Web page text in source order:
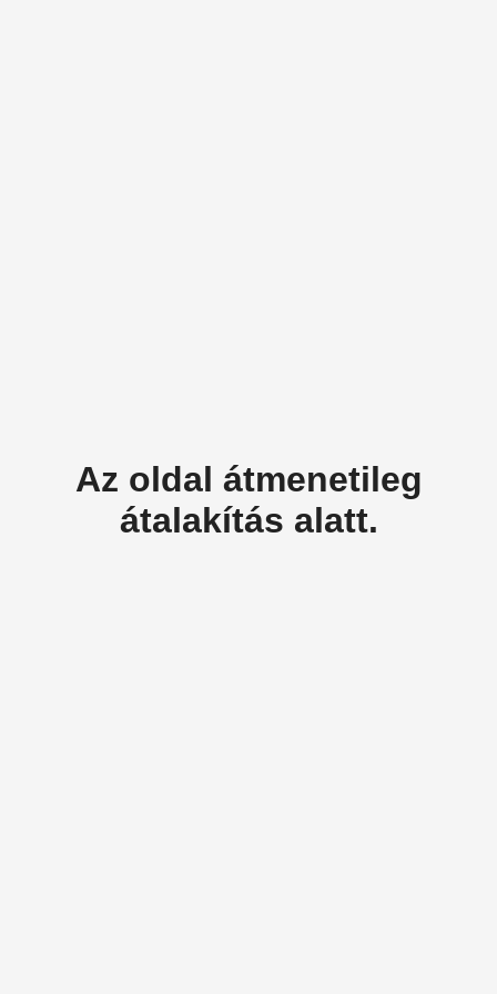
Az oldal átmenetileg
átalakítás alatt.